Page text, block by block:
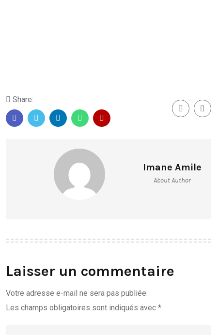
Share:
Imane Amile
About Author
Laisser un commentaire
Votre adresse e-mail ne sera pas publiée.
Les champs obligatoires sont indiqués avec *